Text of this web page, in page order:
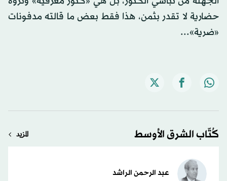
حضارية لا تقدر بثمن، هذا فقط بعض ما قالته مدفونات
«ضرية»...
كُتّاب الشرق الأوسط المزيد
عبد الرحمن الراشد